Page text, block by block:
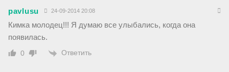
pavlusu 24-09-2014 20:08
Кимка молодец!!! Я думаю все улыбались, когда она
появилась.
0 Ответить